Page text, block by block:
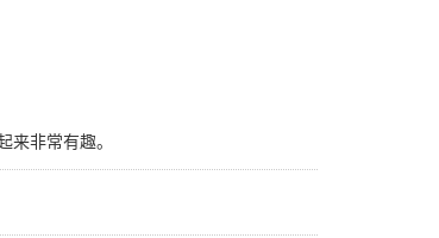
来非常有趣。